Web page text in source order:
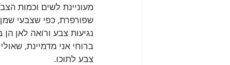
מעוניינת לשים וכמות
שפורפרת, כפי שצבעי
נגיעות צבע ורואה לאן
ברוחי אני מדמיינת,
צבע לתוכו.